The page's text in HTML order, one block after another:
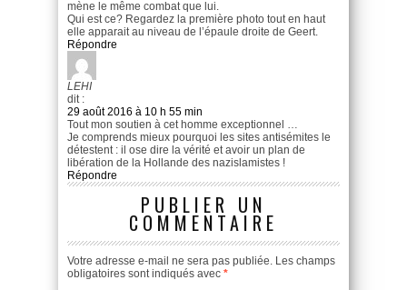
mène le même combat que lui.
Qui est ce? Regardez la première photo tout en haut
elle apparait au niveau de l’épaule droite de Geert.
Répondre
LEHI
dit :
29 août 2016 à 10 h 55 min
Tout mon soutien à cet homme exceptionnel …
Je comprends mieux pourquoi les sites antisémites le
détestent : il ose dire la vérité et avoir un plan de
libération de la Hollande des nazislamistes !
Répondre
PUBLIER UN
COMMENTAIRE
Votre adresse e-mail ne sera pas publiée. Les champs
obligatoires sont indiqués avec *